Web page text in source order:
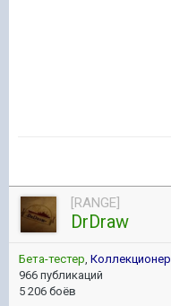
[RANGE]
DrDraw
Бета-тестер, Коллекционер
966 публикаций
5 206 боёв